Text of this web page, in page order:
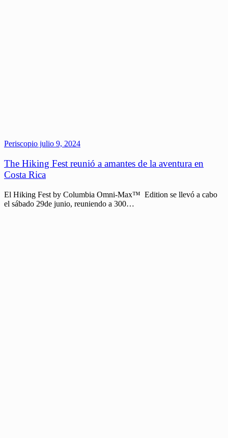
Periscopio julio 9, 2024
The Hiking Fest reunió a amantes de la aventura en
Costa Rica
El Hiking Fest by Columbia Omni-Max™ Edition se llevó a cabo
el sábado 29de junio, reuniendo a 300…